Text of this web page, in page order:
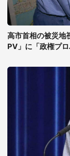
高市首相の被災地
PV」に「政権プ